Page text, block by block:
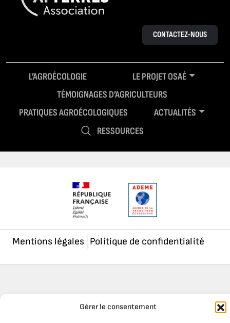
Gérer le consentement
CONTACTEZ-NOUS
L’AGROÉCOLOGIE
LE PROJET OSAÉ
TÉMOIGNAGES D’AGRICULTEURS
PRATIQUES AGROÉCOLOGIQUES
ACTUALITÉS
RESSOURCES
Mentions légales Politique de confidentialité